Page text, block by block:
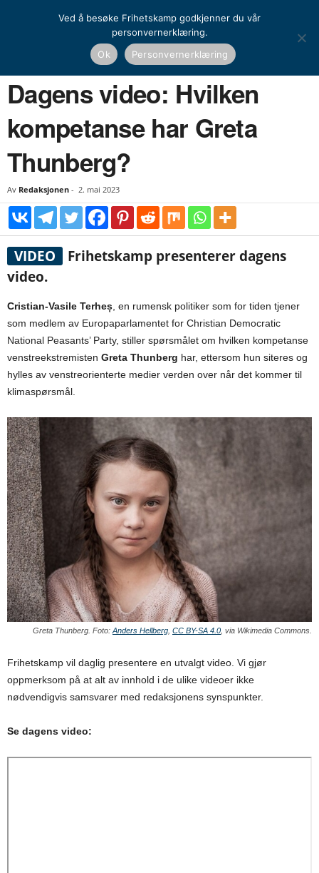
Dagens video: Hvilken kompetanse har Greta Thunberg?
Dagens video: Hvilken
kompetanse har Greta
Thunberg?
Av Redaksjonen - 2. mai 2023
VIDEO
Frihetskamp presenterer dagens
video.
Cristian-Vasile Terheș , en rumensk politiker som for tiden tjener
som medlem av Europaparlamentet for Christian Democratic
National Peasants’ Party, stiller spørsmålet om hvilken kompetanse
venstreekstremisten Greta Thunberg har, ettersom hun siteres og
hylles av venstreorienterte medier verden over når det kommer til
klimaspørsmål.
Greta Thunberg. Foto: Anders Hellberg CC BY-SA 4.0 , via Wikimedia Commons.
Frihetskamp vil daglig presentere en utvalgt video. Vi gjør
oppmerksom på at alt av innhold i de ulike videoer ikke
nødvendigvis samsvarer med redaksjonens synspunkter.
Se dagens video:
Ved å besøke Frihetskamp godkjenner du vår
personvernerklæring.
Ok
Personvernerklæring